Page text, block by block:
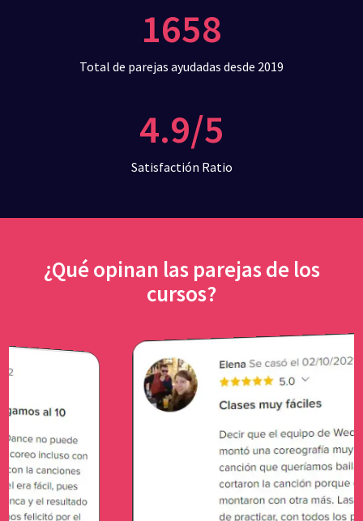
1658
Total de parejas ayudadas desde 2019
4.9/5
Satisfactión Ratio
¿Qué opinan las parejas de los
cursos?